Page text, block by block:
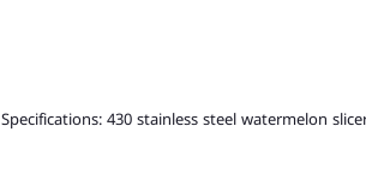
Specifications: 430 stainless steel watermelon